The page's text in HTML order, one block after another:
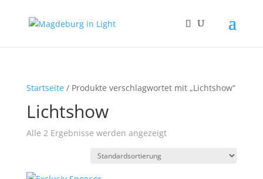
Startseite/ Produkte verschlagwortet mit „Lichtshow“
Lichtshow
Alle 2 Ergebnisse werden angezeigt